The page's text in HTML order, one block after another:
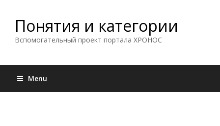
Понятия и категории
Вспомогательный проект портала ХРОНОС
Menu